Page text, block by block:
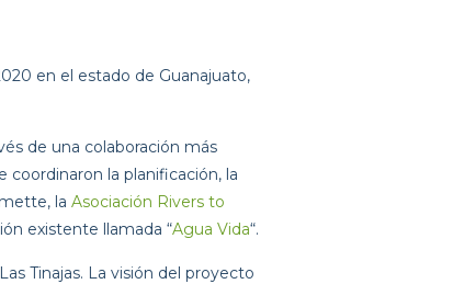
en el estado de Guanajuato,
de una colaboración más
coordinaron la planificación, la
la Asociación Rivers to
existente llamada “Agua Vida“.
Tinajas. La visión del proyecto